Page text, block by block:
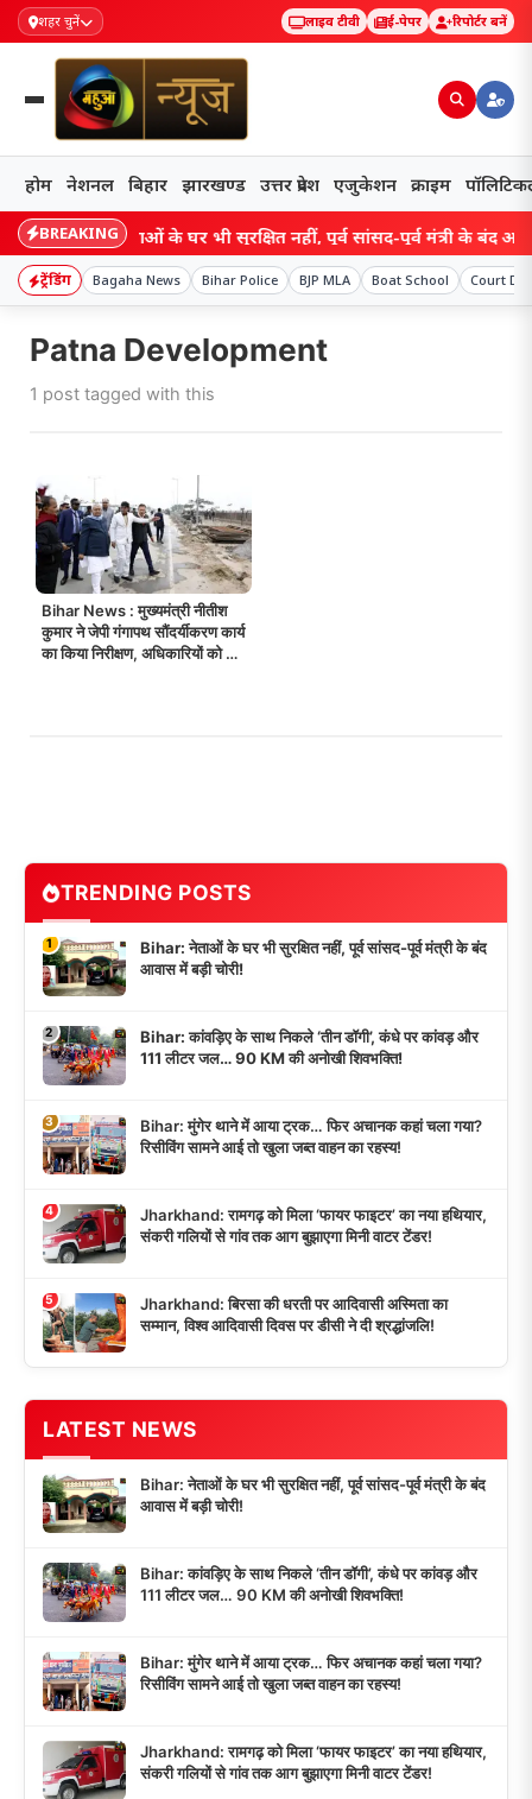
शहर चुनें लाइव टीवी ई-पेपर रिपोर्टर बनें
होम नेशनल बिहार झारखण्ड उत्तर प्रदेश एजुकेशन क्राइम
BREAKING
Bihar: नेताओं के घर भी सुरक्षित नहीं, पूर्व सांसद-पूर्व मंत्री के बंद आवास
ट्रेंडिंग Bagaha News Bihar Police BJP MLA Boat School Court
Patna Development
1 post tagged with this
Bihar News : मुख्यमंत्री नीतीश
कुमार ने जेपी गंगापथ सौंदर्यीकरण कार्य
का किया निरीक्षण, अधिकारियों को दिए
TRENDING POSTS
1
Bihar: नेताओं के घर भी सुरक्षित नहीं, पूर्व सांसद-पूर्व मंत्री के बंद
आवास में बड़ी चोरी!
2
Bihar: कांवड़िए के साथ निकले ‘तीन डॉगी’, कंधे पर कांवड़ और
111 लीटर जल… 90 KM की अनोखी शिवभक्ति!
3
Bihar: मुंगेर थाने में आया ट्रक… फिर अचानक कहां चला गया?
रिसीविंग सामने आई तो खुला जब्त वाहन का रहस्य!
4
Jharkhand: रामगढ़ को मिला ‘फायर फाइटर’ का नया हथियार,
संकरी गलियों से गांव तक आग बुझाएगा मिनी वाटर टेंडर!
5
Jharkhand: बिरसा की धरती पर आदिवासी अस्मिता का
सम्मान, विश्व आदिवासी दिवस पर डीसी ने दी श्रद्धांजलि!
LATEST NEWS
Bihar: नेताओं के घर भी सुरक्षित नहीं, पूर्व सांसद-पूर्व मंत्री के बंद
आवास में बड़ी चोरी!
Bihar: कांवड़िए के साथ निकले ‘तीन डॉगी’, कंधे पर कांवड़ और
111 लीटर जल… 90 KM की अनोखी शिवभक्ति!
Bihar: मुंगेर थाने में आया ट्रक… फिर अचानक कहां चला गया?
रिसीविंग सामने आई तो खुला जब्त वाहन का रहस्य!
Jharkhand: रामगढ़ को मिला ‘फायर फाइटर’ का नया हथियार,
संकरी गलियों से गांव तक आग बुझाएगा मिनी वाटर टेंडर!